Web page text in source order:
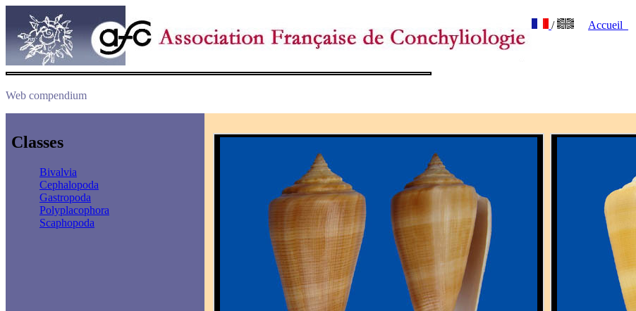
/ Accueil
Web compendium
Classes
Bivalvia
Cephalopoda
Gastropoda
Polyplacophora
Scaphopoda